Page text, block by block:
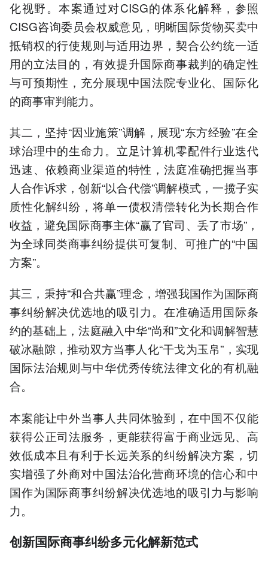
化视野。本案通过对CISG的体系化解释，参照
CISG咨询委员会权威意见，明晰国际货物买卖中
抵销权的行使规则与适用边界，契合公约统一适
用的立法目的，有效提升国际商事裁判的确定性
与可预期性，充分展现中国法院专业化、国际化
的商事审判能力。
其二，坚持“因业施策”调解，展现“东方经验”在全
球治理中的生命力。立足计算机零配件行业迭代
迅速、依赖商业渠道的特性，法庭准确把握当事
人合作诉求，创新“以合代偿”调解模式，一揽子实
质性化解纠纷，将单一债权清偿转化为长期合作
收益，避免国际商事主体“赢了官司、丢了市场”，
为全球同类商事纠纷提供可复制、可推广的“中国
方案”。
其三，秉持“和合共赢”理念，增强我国作为国际商
事纠纷解决优选地的吸引力。在准确适用国际条
约的基础上，法庭融入中华“尚和”文化和调解智慧
破冰融隙，推动双方当事人化“干戈为玉帛”，实现
国际法治规则与中华优秀传统法律文化的有机融
合。
本案能让中外当事人共同体验到，在中国不仅能
获得公正司法服务，更能获得富于商业远见、高
效低成本且有利于长远关系的纠纷解决方案，切
实增强了外商对中国法治化营商环境的信心和中
国作为国际商事纠纷解决优选地的吸引力与影响
力。
创新国际商事纠纷多元化解新范式